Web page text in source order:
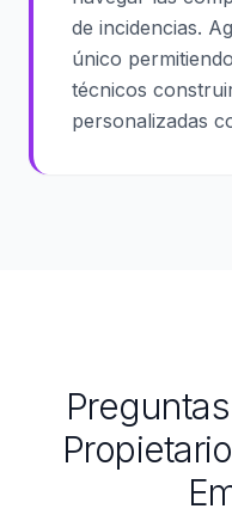
de incidencias.
único
técnicos
personalizadas